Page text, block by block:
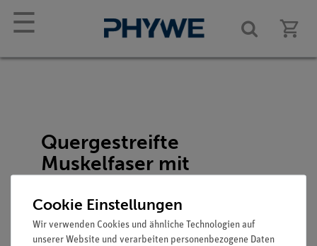
☰
Quergestreifte
Muskelfaser mit
Nervenendplatte
Artikel-Nr.: SOM-BS-36
Cookie Einstellungen
Wir verwenden Cookies und ähnliche Technologien auf
unserer Website und verarbeiten personenbezogene Daten